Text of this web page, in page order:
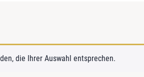
die Ihrer Auswahl entsprechen.